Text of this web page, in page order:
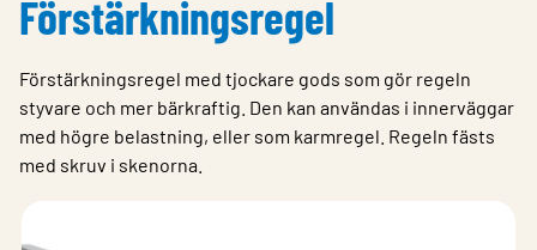
Kontakt
Logga in
Förstärkningsregel
Förstärkningsregel med tjockare gods som gör regeln
styvare och mer bärkraftig. Den kan användas i innerväggar
med högre belastning, eller som karmregel. Regeln fästs
med skruv i skenorna.